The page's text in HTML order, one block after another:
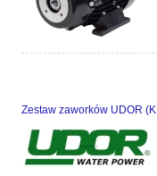
Zestaw zaworków UDOR